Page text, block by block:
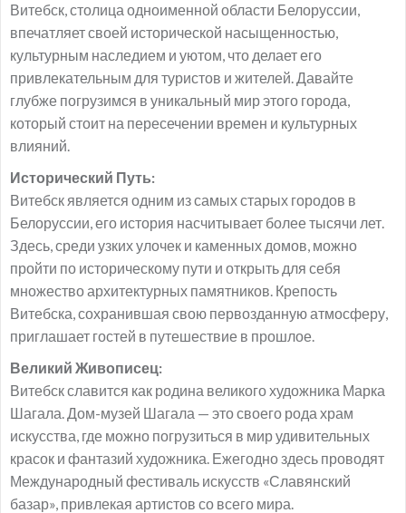
Витебск, столица одноименной области Белоруссии,
впечатляет своей исторической насыщенностью,
культурным наследием и уютом, что делает его
привлекательным для туристов и жителей. Давайте
глубже погрузимся в уникальный мир этого города,
который стоит на пересечении времен и культурных
влияний.
Исторический Путь:
Витебск является одним из самых старых городов в
Белоруссии, его история насчитывает более тысячи лет.
Здесь, среди узких улочек и каменных домов, можно
пройти по историческому пути и открыть для себя
множество архитектурных памятников. Крепость
Витебска, сохранившая свою первозданную атмосферу,
приглашает гостей в путешествие в прошлое.
Великий Живописец:
Витебск славится как родина великого художника Марка
Шагала. Дом-музей Шагала — это своего рода храм
искусства, где можно погрузиться в мир удивительных
красок и фантазий художника. Ежегодно здесь проводят
Международный фестиваль искусств «Славянский
базар», привлекая артистов со всего мира.